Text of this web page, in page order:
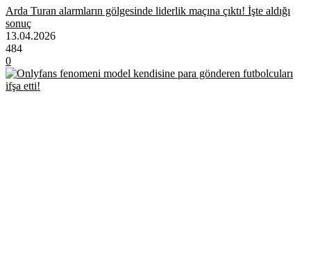
Arda Turan alarmların gölgesinde liderlik maçına çıktı! İşte aldığı
sonuç
13.04.2026
484
0